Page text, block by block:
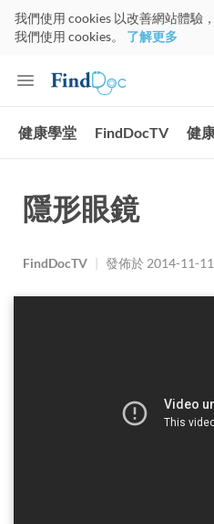
我們使用 cookies 以改善網站體驗
我們使用 cookies。 了解更多
健康學堂 FindDocTV 健
隱形眼鏡
FindDocTV | 發佈於 2014-11-11